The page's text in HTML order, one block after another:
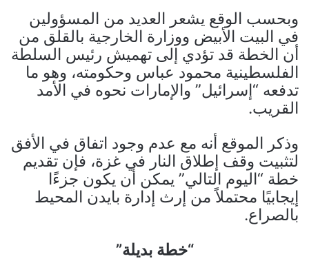
وبحسب الوقع يشعر العديد من المسؤولين
في البيت الأبيض ووزارة الخارجية بالقلق من
أن الخطة قد تؤدي إلى تهميش رئيس السلطة
الفلسطينية محمود عباس وحكومته، وهو ما
تدفعه “إسرائيل” والإمارات نحوه في الأمد
القريب.
وذكر الموقع أنه مع عدم وجود اتفاق في الأفق
لتثبيت وقف إطلاق النار في غزة، فإن تقديم
خطة “اليوم التالي” يمكن أن يكون جزءًا
إيجابيًا محتملاً من إرث إدارة بايدن المحيط
بالصراع.
“خطة بديلة”